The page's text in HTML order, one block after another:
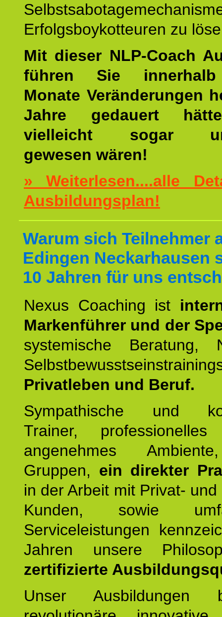
Erfolgsboykotteuren zu
Mit dieser NLP-Coach
führen Sie
Monate Veränderungen
Jahre gedauert
vielleicht sogar
gewesen wären!
» Weiterlesen....alle
Ausbildungsplan!
Warum sich Teilnehmer
Edingen Neckarhausen
10 Jahren für uns
Nexus Coaching ist
Markenführer und der
systemische Beratung,
Privatleben und Beruf.
Sympathische und
Trainer, professionelles
angenehmes
Gruppen, ein direkter
in der Arbeit mit Privat-
Kunden, sowie
Serviceleistungen
Jahren unsere
zertifizierte
Unser Ausbildungen